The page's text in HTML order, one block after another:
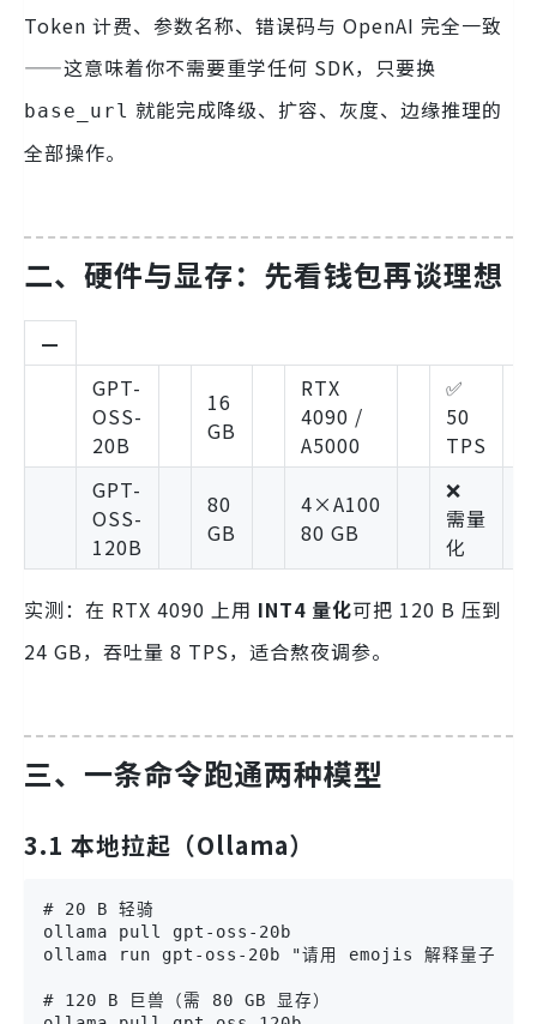
Token 计费、参数名称、错误码与 OpenAI 完全一致
——这意味着你不需要重学任何 SDK，只要换
base_url 就能完成降级、扩容、灰度、边缘推理的
全部操作。
二、硬件与显存：先看钱包再谈理想
—
GPT-
OSS-
20B
16
GB
RTX
4090 /
A5000
✅
50
TPS
GPT-
OSS-
120B
80
GB
4×A100
80 GB
❌
需量
化
实测：在 RTX 4090 上用 INT4 量化可把 120 B 压到
24 GB，吞吐量 8 TPS，适合熬夜调参。
三、一条命令跑通两种模型
3.1 本地拉起（Ollama）
# 20 B 轻骑
ollama pull gpt-oss-20b
ollama run gpt-oss-20b "请用 emojis 解释量子纠
# 120 B 巨兽（需 80 GB 显存）